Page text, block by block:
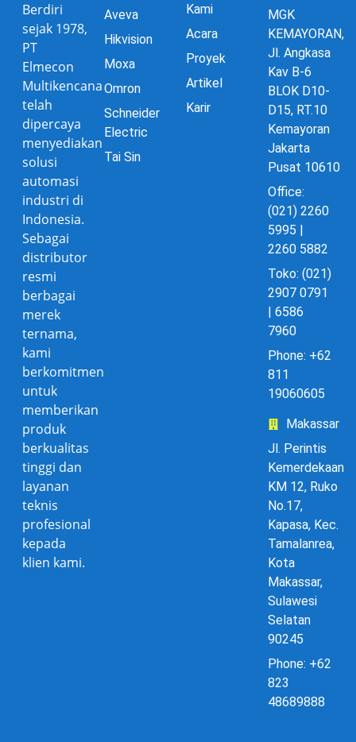
Berdiri
sejak 1978,
PT
Elmecon
Multikencana
telah
dipercaya
menyediakan
solusi
automasi
industri di
Indonesia.
Sebagai
distributor
resmi
berbagai
merek
ternama,
kami
berkomitmen
untuk
memberikan
produk
berkualitas
tinggi dan
layanan
teknis
profesional
kepada
klien kami.
Aveva
Hikvision
Moxa
Omron
Schneider
Electric
Tai Sin
Kami
Acara
Proyek
Artikel
Karir
MGK
KEMAYORAN,
Jl. Angkasa
Kav B-6
BLOK D10-
D15, RT.10
Kemayoran
Jakarta
Pusat 10610
Office:
(021) 2260
5995 |
2260 5882
Toko: (021)
2907 0791
| 6586
7960
Phone: +62
811
19060605
Makassar
Jl. Perintis
Kemerdekaan
KM 12, Ruko
No.17,
Kapasa, Kec.
Tamalanrea,
Kota
Makassar,
Sulawesi
Selatan
90245
Phone: +62
823
48689888